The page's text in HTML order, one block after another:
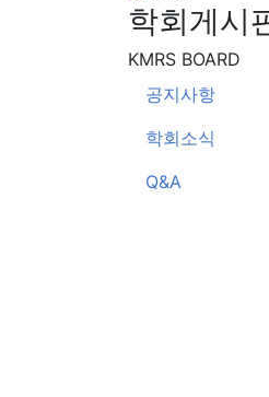
학회게시
KMRS BOARD
공지사항
학회소식
Q&A